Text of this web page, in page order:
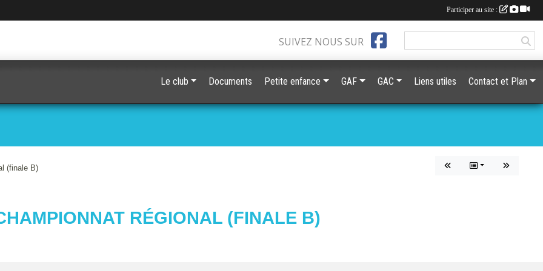
(finale B)
RÉGIONAL (FINALE B)
SUIVEZ NOUS SUR
Le club Documents Petite enfance GAF GAC Liens utiles Contact et Plan
Participer au site :